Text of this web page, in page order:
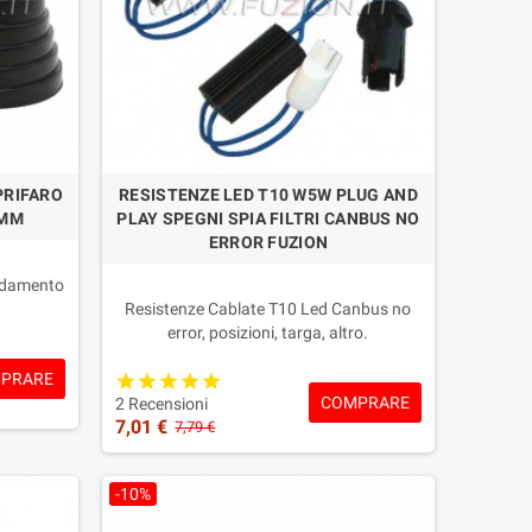
in base al tipo di faro.
senza
RESISTENZE LED T10 W5W PLUG AND
PLAY SPEGNI SPIA FILTRI CANBUS NO
ERROR FUZION
Resistenze Cablate T10 Led Canbus no
error, posizioni, targa, altro.
lampada e anomalie varie
Plug&Play specifico con attacchi Oem
come il tuo veicolo
Confezione: 2 Pezzi
2 Recensioni
7,01 € 7,79 €
COMPRARE
-10%